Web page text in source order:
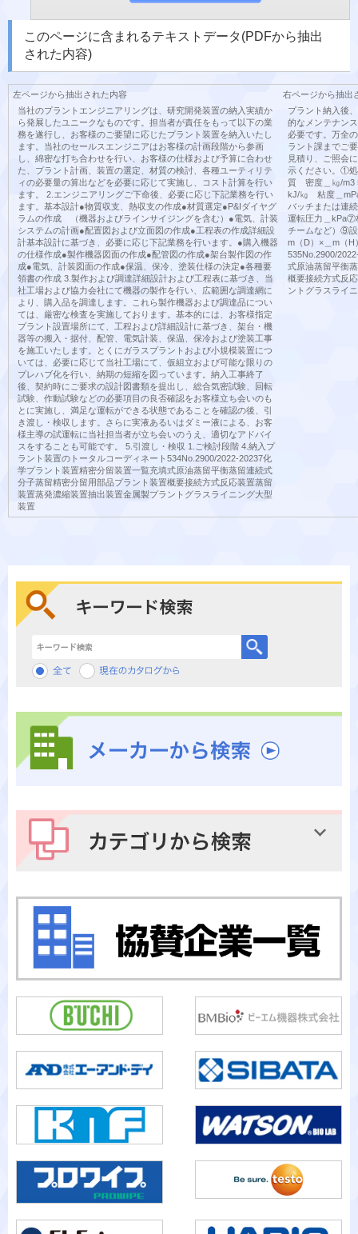
このページに含まれるテキストデータ(PDFから抽出
された内容)
左ページから抽出された内容
当社のプラントエンジニアリングは、研究開発装置の納入実績か
ら発展したユニークなものです。担当者が責任をもって以下の業
務を遂行し、お客様のご要望に応じたプラント装置を納入いたし
ます。当社のセールスエンジニアはお客様の計画段階から参画
し、綿密な打ち合わせを行い、お客様の仕様および予算に合わせ
た、プラント計画、装置の選定、材質の検討、各種ユーティリテ
ィの必要量の算出などを必要に応じて実施し、コスト計算を行い
ます。 2.エンジニアリングご下命後、必要に応じ下記業務を行い
ます。基本設計●物質収支、熱収支の作成●材質選定●P&Iダイヤグ
ラムの作成 （機器およびラインサイジングを含む）●電気、計装
システムの計画●配置図および立面図の作成●工程表の作成詳細設
計基本設計に基づき、必要に応じ下記業務を行います。●購入機器
の仕様作成●製作機器図面の作成●配管図の作成●架台製作図の作
成●電気、計装図面の作成●保温、保冷、塗装仕様の決定●各種要
領書の作成 3.製作および調達詳細設計および工程表に基づき、当
社工場および協力会社にて機器の製作を行い、広範囲な調達網に
より、購入品を調達します。これら製作機器および調達品につい
ては、厳密な検査を実施しております。基本的には、お客様指定
プラント設置場所にて、工程および詳細設計に基づき、架台・機
器等の搬入・据付、配管、電気計装、保温、保冷および塗装工事
を施工いたします。とくにガラスプラントおよび小規模装置につ
いては、必要に応じて当社工場にて、仮組立および可能な限りの
プレハブ化を行い、納期の短縮を図っています。納入工事終了
後、契約時にご要求の設計図書類を提出し、総合気密試験、回転
試験、作動試験などの必要項目の良否確認をお客様立ち会いのも
とに実施し、満足な運転ができる状態であることを確認の後、引
き渡し・検収します。さらに実液あるいはダミー液による、お客
様主導の試運転に当社担当者が立ち会いのうえ、適切なアドバイ
スをすることも可能です。 5.引渡し・検収 1.ご検討段階 4.納入プ
ラント装置のトータルコーディネート534No.2900/2022-20237化
学プラント装置精密分留装置一覧充填式原油蒸留平衡蒸留連続式
分子蒸留精密分留用部品プラント装置概要接続方式反応装置蒸留
装置蒸発濃縮装置抽出装置金属製プラントグラスライニング大型
装置
右ページから抽出
プラント納入後
的なメンテナン
必要です。万全
ラント課までご
見積り、ご照会
示ください。①
質 密度＿㎏/m3
kJ/㎏ 粘度＿
バッチまたは連
運転圧力＿kPa⑦
チームなど）⑨
m（D）×＿m（
535No.2900/
式原油蒸留平衡
概要接続方式反
ントグラスライ
キーワード検索